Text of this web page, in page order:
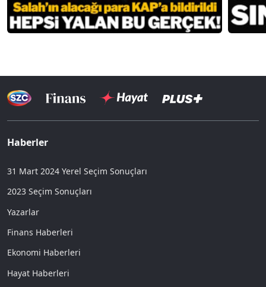
Haberler
31 Mart 2024 Yerel Seçim Sonuçları
2023 Seçim Sonuçları
Yazarlar
Finans Haberleri
Ekonomi Haberleri
Hayat Haberleri